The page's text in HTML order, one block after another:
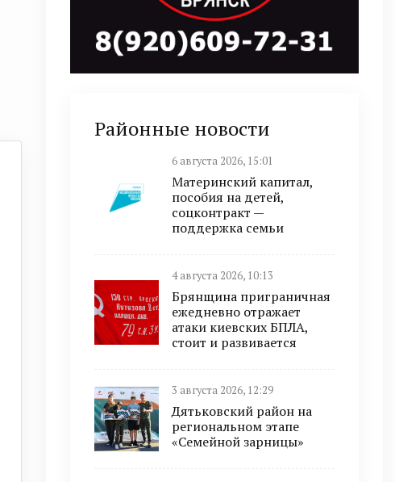
Районные новости
6 августа 2026, 15:01
Материнский капитал,
пособия на детей,
соцконтракт —
поддержка семьи
4 августа 2026, 10:13
Брянщина приграничная
ежедневно отражает
атаки киевских БПЛА,
стоит и развивается
3 августа 2026, 12:29
Дятьковский район на
региональном этапе
«Семейной зарницы»